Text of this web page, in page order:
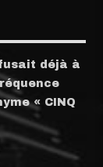
déjà à
« CINQ